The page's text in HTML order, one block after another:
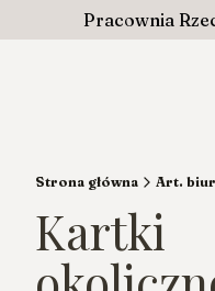
Pracownia
Strona główna Art.
Kartki